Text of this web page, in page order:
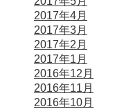
2017年4月
2017年3月
2017年2月
2017年1月
2016年12月
2016年11月
2016年10月